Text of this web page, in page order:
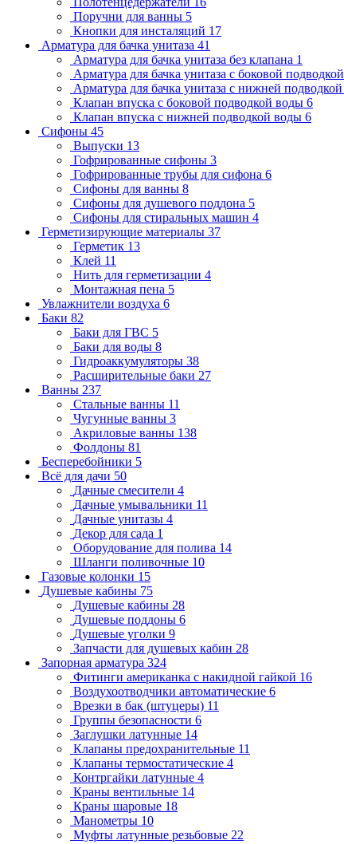
Поручни для ванны 5
Кнопки для инсталяций 17
Арматура для бачка унитаза 41
Арматура для бачка унитаза без клапана 1
Арматура для бачка унитаза с боковой подводкой
Арматура для бачка унитаза с нижней подводкой
Клапан впуска с боковой подводкой воды 6
Клапан впуска с нижней подводкой воды 6
Сифоны 45
Выпуски 13
Гофрированные сифоны 3
Гофрированные трубы для сифона 6
Сифоны для ванны 8
Сифоны для душевого поддона 5
Сифоны для стиральных машин 4
Герметизирующие материалы 37
Герметик 13
Клей 11
Нить для герметизации 4
Монтажная пена 5
Увлажнители воздуха 6
Баки 82
Баки для ГВС 5
Баки для воды 8
Гидроаккумуляторы 38
Расширительные баки 27
Ванны 237
Стальные ванны 11
Чугунные ванны 3
Акриловые ванны 138
Фолдоны 81
Бесперебойники 5
Всё для дачи 50
Дачные смесители 4
Дачные умывальники 11
Дачные унитазы 4
Декор для сада 1
Оборудование для полива 14
Шланги поливочные 10
Газовые колонки 15
Душевые кабины 75
Душевые кабины 28
Душевые поддоны 6
Душевые уголки 9
Запчасти для душевых кабин 28
Запорная арматура 324
Фитинги американка с накидной гайкой 16
Воздухоотводчики автоматические 6
Врезки в бак (штуцеры) 11
Группы безопасности 6
Заглушки латунные 14
Клапаны предохранительные 11
Клапаны термостатические 4
Контргайки латунные 4
Краны вентильные 14
Краны шаровые 18
Манометры 10
Муфты латунные резьбовые 22